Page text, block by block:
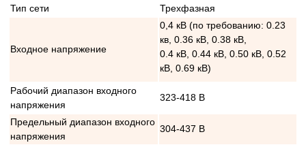
Тип сети
Трехфазная
Входное напряжение
0,4 кВ (по требованию: 0.23
кв, 0.36 кВ, 0.38 кВ,
0.4 кВ, 0.44 кВ, 0.50 кВ, 0.52
кВ, 0.69 кВ)
Рабочий диапазон входного
напряжения
323-418 В
Предельный диапазон входного
напряжения
304-437 В